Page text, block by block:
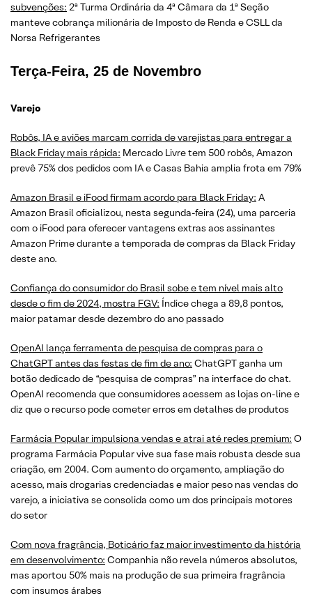
subvenções: 2ª Turma Ordinária da 4ª Câmara da 1ª Seção
manteve cobrança milionária de Imposto de Renda e CSLL da
Norsa Refrigerantes
Terça-Feira, 25 de Novembro
Varejo
Robôs, IA e aviões marcam corrida de varejistas para entregar a
Black Friday mais rápida: Mercado Livre tem 500 robôs, Amazon
prevê 75% dos pedidos com IA e Casas Bahia amplia frota em 79%
Amazon Brasil e iFood firmam acordo para Black Friday: A
Amazon Brasil oficializou, nesta segunda-feira (24), uma parceria
com o iFood para oferecer vantagens extras aos assinantes
Amazon Prime durante a temporada de compras da Black Friday
deste ano.
Confiança do consumidor do Brasil sobe e tem nível mais alto
desde o fim de 2024, mostra FGV: Índice chega a 89,8 pontos,
maior patamar desde dezembro do ano passado
OpenAI lança ferramenta de pesquisa de compras para o
ChatGPT antes das festas de fim de ano: ChatGPT ganha um
botão dedicado de “pesquisa de compras” na interface do chat.
OpenAI recomenda que consumidores acessem as lojas on-line e
diz que o recurso pode cometer erros em detalhes de produtos
Farmácia Popular impulsiona vendas e atrai até redes premium: O
programa Farmácia Popular vive sua fase mais robusta desde sua
criação, em 2004. Com aumento do orçamento, ampliação do
acesso, mais drogarias credenciadas e maior peso nas vendas do
varejo, a iniciativa se consolida como um dos principais motores
do setor
Com nova fragrância, Boticário faz maior investimento da história
em desenvolvimento: Companhia não revela números absolutos,
mas aportou 50% mais na produção de sua primeira fragrância
com insumos árabes